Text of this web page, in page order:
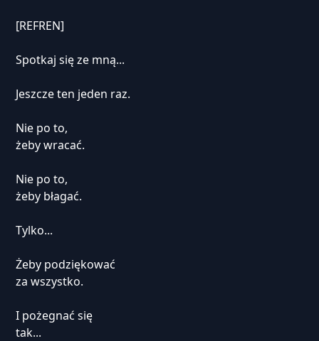
[REFREN]
Spotkaj się ze mną...
Jeszcze ten jeden raz.
Nie po to,
żeby wracać.
Nie po to,
żeby błagać.
Tylko...
Żeby podziękować
za wszystko.
I pożegnać się
tak...